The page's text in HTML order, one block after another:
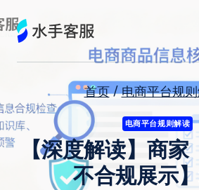
到
首页 / 电商平台规
电商平台规则解读
【深度解读】商
不合规展示